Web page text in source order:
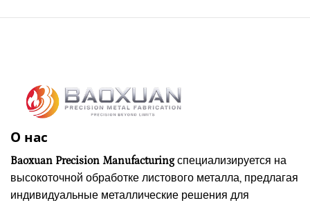
О нас
Baoxuan Precision Manufacturingспециализируется на
высокоточной обработке листового металла, предлагая
индивидуальные металлические решения для